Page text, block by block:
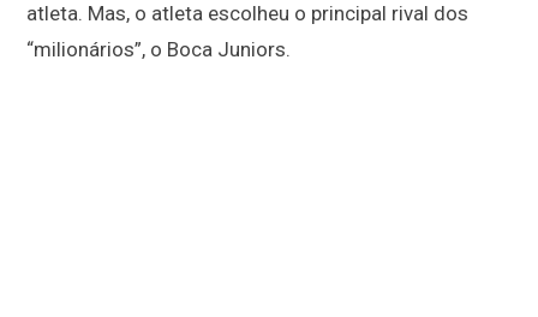
atleta. Mas, o atleta escolheu o principal rival dos
“milionários”, o Boca Juniors.